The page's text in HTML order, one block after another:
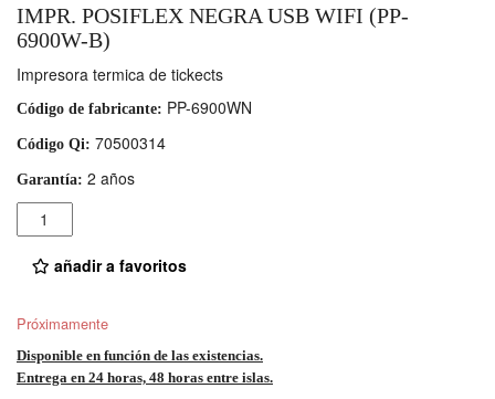
IMPR. POSIFLEX NEGRA USB WIFI (PP-
6900W-B)
Impresora termica de tickects
Código de fabricante: PP-6900WN
Código Qi: 70500314
Garantía: 2 años
Cantidad
añadir a favoritos
Próximamente
Disponible en función de las existencias.
Entrega en 24 horas, 48 horas entre islas.